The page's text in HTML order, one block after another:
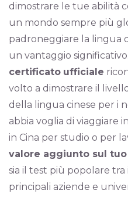
dimostrare le tue abilità
un mondo sempre più
padroneggiare la lingua
un vantaggio significativo.
certificato ufficiale
volto a dimostrare il
della lingua cinese per i
abbia voglia di viaggiare
in Cina per studio o per
valore aggiunto sul
sia il test più popolare
principali aziende e